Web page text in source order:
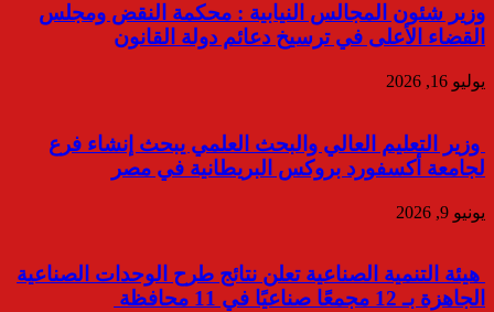
وزير شئون المجالس النيابية : محكمة النقض ومجلس
القضاء الأعلى في ترسيخ دعائم دولة القانون
يوليو 16, 2026
وزير التعليم العالي والبحث العلمي يبحث إنشاء فرع
لجامعة أكسفورد بروكس البريطانية في مصر
يونيو 9, 2026
هيئة التنمية الصناعية تعلن نتائج طرح الوحدات الصناعية
الجاهزة بـ 12 مجمعًا صناعيًا في 11 محافظة